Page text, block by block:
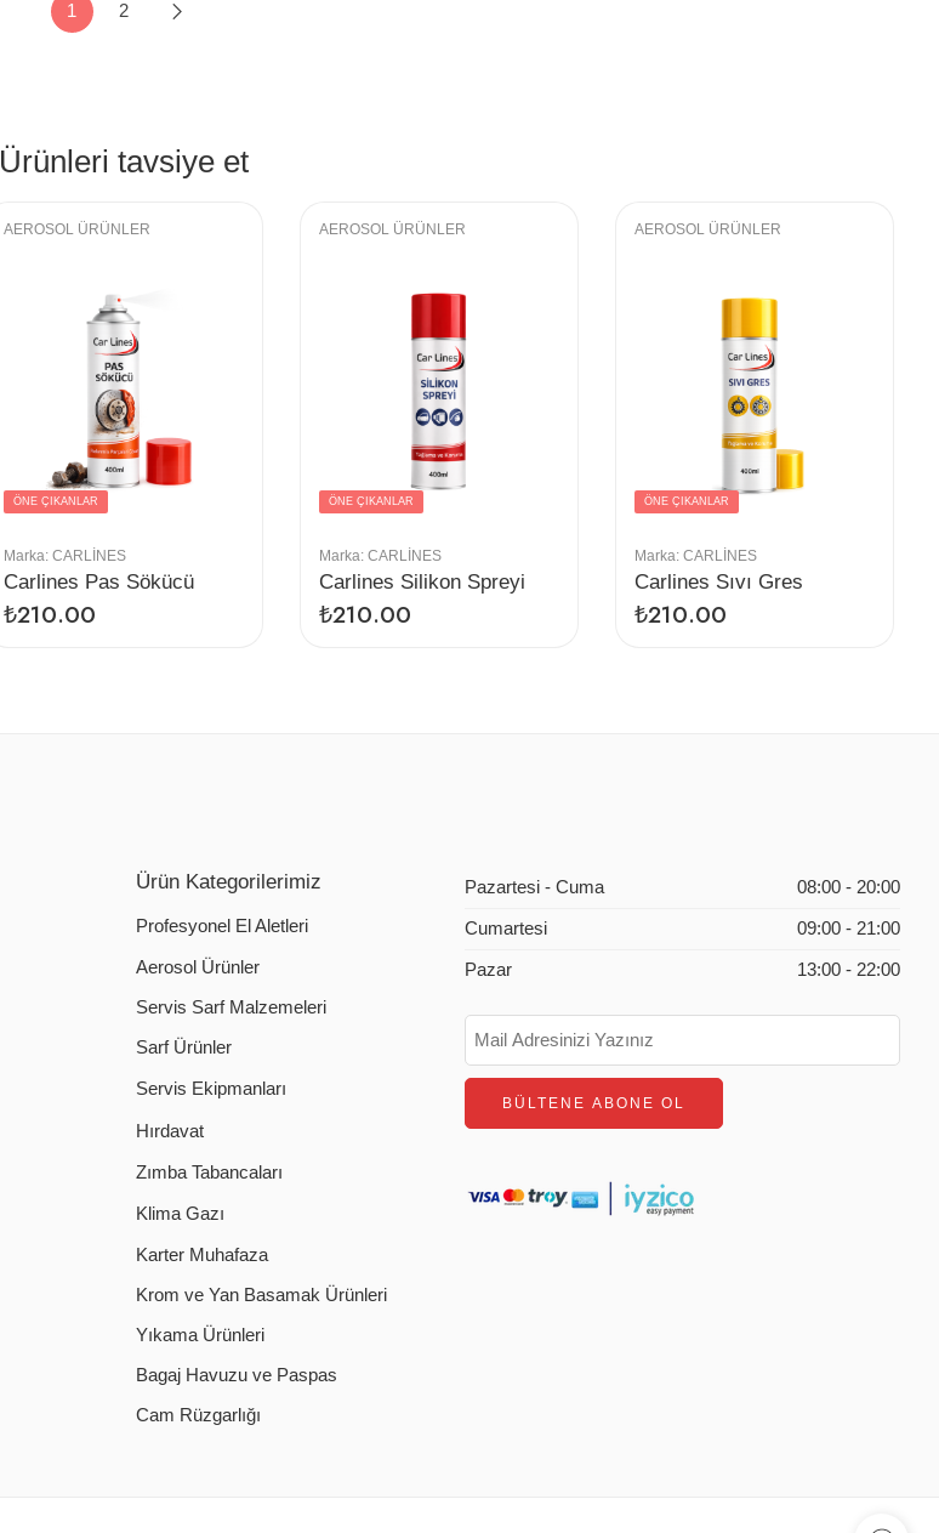
1 2
Ürünleri tavsiye et
AEROSOL ÜRÜNLER
Marka: CARLINES
Carlines Pas Sökücü
ÖNE ÇIKANLAR
₺210.00
AEROSOL ÜRÜNLER
Marka: CARLINES
Carlines Silikon Spreyi
ÖNE ÇIKANLAR
₺210.00
AEROSOL ÜRÜNLER
Marka: CARLINES
Carlines Sıvı Gres
ÖNE ÇIKANLAR
₺210.00
Ürün Kategorilerimiz
Profesyonel El Aletleri
Aerosol Ürünler
Servis Sarf Malzemeleri
Sarf Ürünler
Servis Ekipmanları
Hırdavat
Zımba Tabancaları
Klima Gazı
Karter Muhafaza
Krom ve Yan Basamak Ürünleri
Yıkama Ürünleri
Bagaj Havuzu ve Paspas
Cam Rüzgarlığı
Pazartesi - Cuma 08:00 - 20:00
Cumartesi 09:00 - 21:00
Pazar 13:00 - 22:00